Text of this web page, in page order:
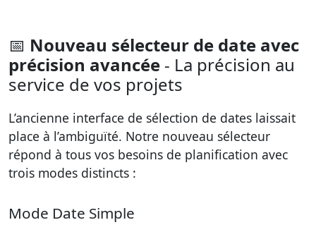
📅 Nouveau sélecteur de date avec
précision avancée - La précision au
service de vos projets
L’ancienne interface de sélection de dates laissait
place à l’ambiguïté. Notre nouveau sélecteur
répond à tous vos besoins de planification avec
trois modes distincts :
Mode Date Simple